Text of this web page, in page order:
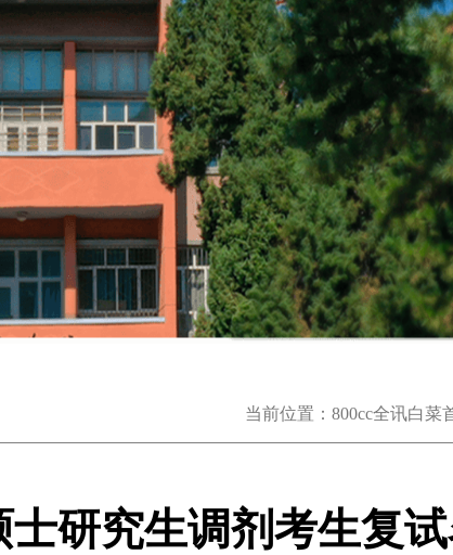
当前位置： 800cc全讯白菜
研究生调剂考生复